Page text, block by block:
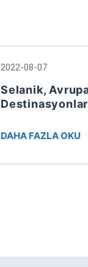
2022-08-07
Selanik,
DAHA FAZLA OKU